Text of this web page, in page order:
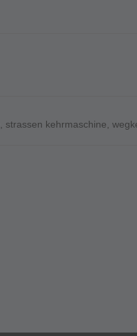
strassen kehrmaschine